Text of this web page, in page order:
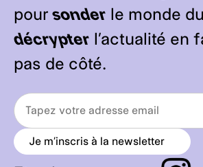
pour sonder le monde
décrypter l’actualité en
pas de côté.
Je m’inscris à la newsletter
r